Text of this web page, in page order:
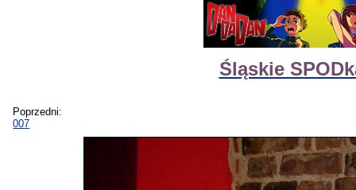
Śląskie
Poprzedni:
007